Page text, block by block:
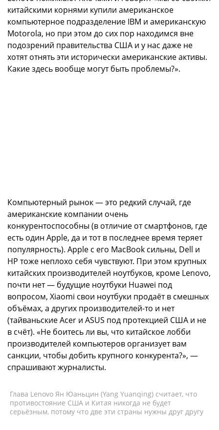
китайскими корнями купили американское
компьютерное подразделение IBM и американскую
Motorola, но при этом до сих пор находимся вне
подозрений правительства США и у нас даже не
хотят отнять эти исторически американские активы.
Какие здесь вообще могут быть проблемы?».
Компьютерный рынок — это редкий случай, где
американские компании очень
конкурентоспособны (в отличие от смартфонов, где
есть один Apple, да и тот в последнее время теряет
популярность). Apple с его MacBook сильны, Dell и
HP тоже неплохо себя чувствуют. При этом крупных
китайских производителей ноутбуков, кроме Lenovo,
почти нет — будущие ноутбуки Huawei под
вопросом, Xiaomi свои ноутбуки продаёт в смешных
объёмах, а других производителей-то и нет
(тайваньские Acer и ASUS под протекцией США и не
в счёт). «Не боитесь ли вы, что китайское лобби
производителей компьютеров организует вам
санкции, чтобы добить крупного конкурента?», —
спрашивают журналисты.
Глава Lenovo Ян Юаньцин (Yang Yuanqing) считает, что
противостояние США и Китая никогда не будет
серьёзным, потому что две эти страны нужны друг другу